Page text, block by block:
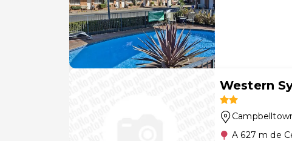
Western
A 627 m de